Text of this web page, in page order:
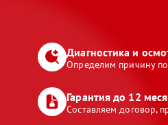
Диагностика и
Определим причину
Гарантия до 12
Составляем договор,